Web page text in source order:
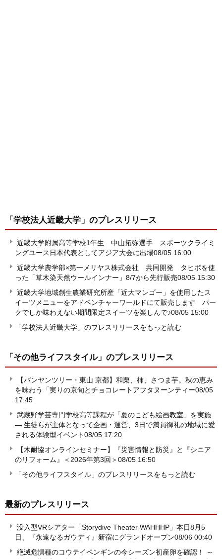
「学校法人近畿大学」 のプレスリリース
近畿大学附属高等学校1年生 中山拓弥選手 スポーツクライミ
ングユース日本代表としてアジア大会に出場08/05 16:00
近畿大学農学部×第一メリヤス株式会社 共同開発 タヒボを使
った「草木染天然ウールインナー」8/7から先行販売08/05 15:30
近畿大学地域創生農業研究所産「近大マンゴー」を使用したス
イーツメニューをアドベンチャーワールドにて販売します パー
クでしか味わえない期間限定スイーツを楽しんで♪08/05 15:00
「学校法人近畿大学」のプレスリリースをもっと読む
「その他ライフスタイル」 のプレスリリース
【バンヤンツリー・東山 京都】和栗、柿、さつま芋。秋の恵み
を味わう「実りの京旬とチョコレートアフタヌーンティー08/05
17:45
武蔵野学芸専門学校高等課程が「夏のこども絵画教室」を実施
― 生徒らが主体となって企画・運営、3日で満員御礼の地域に愛
される体験型イベント08/05 17:20
【木耐協オンラインセミナー】『災害情報と防災』と『シニア
のリフォーム』＜2026年第3回＞08/05 16:50
「その他ライフスタイル」のプレスリリースをもっと読む
最新のプレスリリース
没入型VRシアター「Storydive Theater WAHHHP」本日8月5
日、『永遠なるガウディ』新宿にグランドオープン08/06 00:40
絶滅危惧種のコウテイペンギンの今シーズン初産卵を確認！ ～